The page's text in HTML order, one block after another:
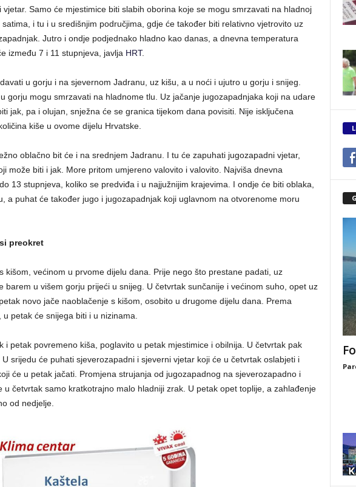
vjetar. Samo će mjestimice biti slabih oborina koje se mogu smrzavati na hladnoj
i tu i u središnjim područjima, gdje će također biti relativno vjetrovito uz
Jutro i ondje podjednako hladno kao danas, a dnevna temperatura
između 7 i 11 stupnjeva, javlja HRT.
u gorju i na sjevernom Jadranu, uz kišu, a u noći i ujutro u gorju i snijeg.
gorju mogu smrzavati na hladnome tlu. Uz jačanje jugozapadnjaka koji na udare
jak, pa i olujan, snježna će se granica tijekom dana povisiti. Nije isključena
kiše u ovome dijelu Hrvatske.
oblačno bit će i na srednjem Jadranu. I tu će zapuhati jugozapadni vjetar,
može biti i jak. More pritom umjereno valovito i valovito. Najviša dnevna
13 stupnjeva, koliko se predviđa i u najjužnijim krajevima. I ondje će biti oblaka,
a puhat će također jugo i jugozapadnjak koji uglavnom na otvorenome moru
preokret
kišom, većinom u prvome dijelu dana. Prije nego što prestane padati, uz
barem u višem gorju prijeći u snijeg. U četvrtak sunčanije i većinom suho, opet uz
novo jače naoblačenje s kišom, osobito u drugome dijelu dana. Prema
petak će snijega biti i u nizinama.
i petak povremeno kiša, poglavito u petak mjestimice i obilnija. U četvrtak pak
srijedu će puhati sjeverozapadni i sjeverni vjetar koji će u četvrtak oslabjeti i
će u petak jačati. Promjena strujanja od jugozapadnog na sjeverozapadno i
u četvrtak samo kratkotrajno malo hladniji zrak. U petak opet toplije, a zahlađenje
od nedjelje.